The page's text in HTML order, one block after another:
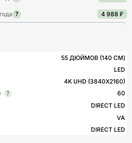
? 4 988 ₽
55 ДЮЙМОВ (140 СМ)
LED
4K UHD (3840X2160)
60
DIRECT LED
VA
DIRECT LED